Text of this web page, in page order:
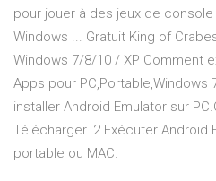
pour jouer à des jeux de
Windows ... Gratuit King of
Windows 7/8/10 / XP Comment
Apps pour
installer Android Emulator sur
Télécharger. 2.Exécuter Android
portable ou MAC.